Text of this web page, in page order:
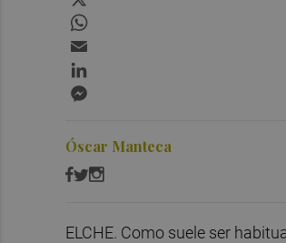
Óscar Manteca
ELCHE. Como suele ser